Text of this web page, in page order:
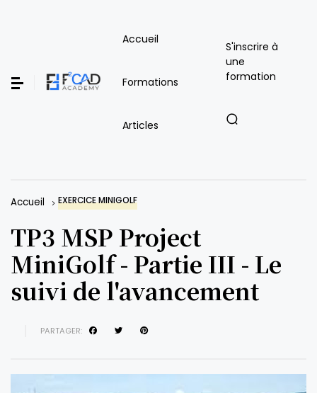
Accueil
Formations
Articles
S'inscrire à
une
formation
Accueil EXERCICE MINIGOLF
TP3 MSP Project
MiniGolf - Partie III - Le
suivi de l'avancement
PARTAGER: